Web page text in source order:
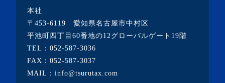
・2023年2月(2記事)
・2023年1月(1記事)
・2022年12月(2記事)
本社
〒453-6119 愛知県名古屋市中村区
平池町四丁目60番地の12グローバルゲート19階
TEL： 052-587-3036
FAX：052-587-3037
MAIL：info@tsurutax.com